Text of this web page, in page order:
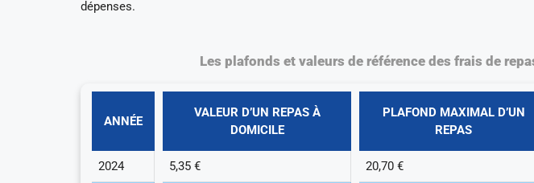
dépenses.
Les plafonds et valeurs de référence des frais de
ANNÉE
VALEUR D’UN REPAS À
DOMICILE
PLAFOND MAXIMAL D’UN
REPAS
2024 5,35 € 20,70 €